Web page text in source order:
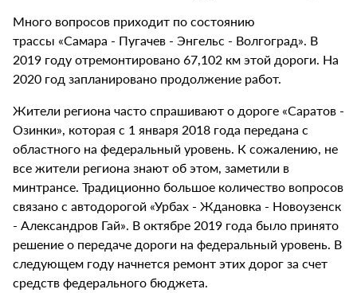
Много вопросов приходит по состоянию
трассы «Самара - Пугачев - Энгельс - Волгоград». В
2019 году отремонтировано 67,102 км этой дороги. На
2020 год запланировано продолжение работ.
Жители региона часто спрашивают о дороге «Саратов -
Озинки», которая с 1 января 2018 года передана с
областного на федеральный уровень. К сожалению, не
все жители региона знают об этом, заметили в
минтрансе. Традиционно большое количество вопросов
связано с автодорогой «Урбах - Ждановка - Новоузенск
- Александров Гай». В октябре 2019 года было принято
решение о передаче дороги на федеральный уровень. В
следующем году начнется ремонт этих дорог за счет
средств федерального бюджета.